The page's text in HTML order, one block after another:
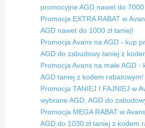
promocyjne AGD nawet do 7000
Promocja EXTRA RABAT w
AGD nawet do 1000 zł taniej!
Promocja Avans na AGD - kup
AGD do zabudowy taniej z
Promocja Avans na małe AGD -
AGD taniej z kodem rabatowym!
Promocja TANIEJ I FAJNIEJ w
wybrane AGD, AGD do
Promocja MEGA RABAT w
AGD do 1030 zł taniej z kodem